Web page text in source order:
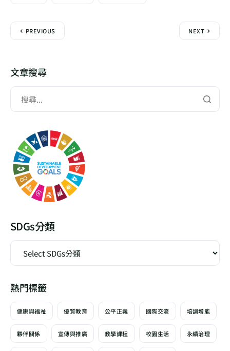
PREVIOUS NEXT
文章搜尋
SDGs分類
熱門標籤
健康與福祉 優質教育 公平正義 國際交流 培訓增能
夥伴關係 宣傳與推廣 教學課程 校園生活 永續治理